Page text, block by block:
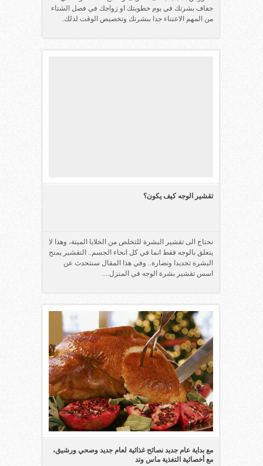
جفاف بشرتك في يوم خطوبتك او زواجك في فصل الشتاء
من المهم الاعتناء جدا ببشرتك وتخصيص الوقت لذلك.
تقشير الوجه كيف يكون؟
نحتاج الى تقشير البشرة للتخلص من الخلايا الميتة، وهذا لا
يتعلق بالوجه فقط انما في كل انحاء الجسم.. التقشير يمنح
البشرة تجديدا ونضارة.. وفي هذا المقال سنتحدث عن
اسس تقشير بشرة الوجه في المنزل....
مع بداية عام جديد نصائح غذائية لعام جديد وصحي ورشيق،
مع أخصائية التغذية ماس وتد